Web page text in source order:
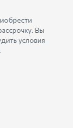
Вы
условия